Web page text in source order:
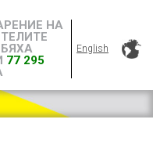
НА
77 295
English